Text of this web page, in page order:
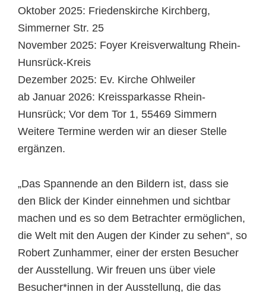
Oktober 2025: Friedenskirche Kirchberg,
Simmerner Str. 25
November 2025: Foyer Kreisverwaltung Rhein-
Hunsrück-Kreis
Dezember 2025: Ev. Kirche Ohlweiler
ab Januar 2026: Kreissparkasse Rhein-
Hunsrück; Vor dem Tor 1, 55469 Simmern
Weitere Termine werden wir an dieser Stelle
ergänzen.
„Das Spannende an den Bildern ist, dass sie
den Blick der Kinder einnehmen und sichtbar
machen und es so dem Betrachter ermöglichen,
die Welt mit den Augen der Kinder zu sehen“, so
Robert Zunhammer, einer der ersten Besucher
der Ausstellung. Wir freuen uns über viele
Besucher*innen in der Ausstellung, die das